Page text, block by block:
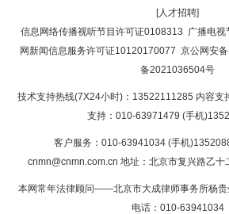
返回首页
[人才招聘]
信息网络传播视听节目许可证0108313 广播电视
网新闻信息服务许可证10120170077 京公网安
备2021036504号
技术支持热线(7X24小时)：13522111285 内容支
支持：010-63971479 (手机
客户服务：010-63941034 (手机
cnmn@cnmn.com.cn 地址：北京市复兴路乙
本网常年法律顾问——北京市大成律师事务所杨
电话：010-63941034